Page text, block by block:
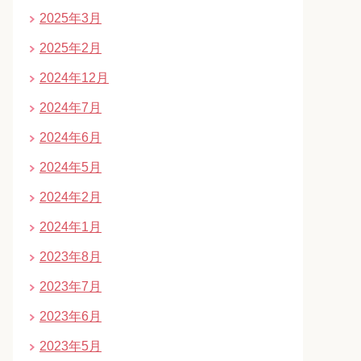
2025年3月
2025年2月
2024年12月
2024年7月
2024年6月
2024年5月
2024年2月
2024年1月
2023年8月
2023年7月
2023年6月
2023年5月